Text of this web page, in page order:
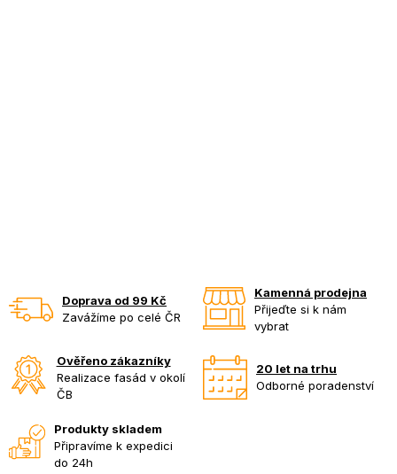
Doprava od 99 Kč
Zavážíme po celé ČR
Kamenná prodejna
Přijeďte si k nám
vybrat
Ověřeno zákazníky
Realizace fasád v okolí
ČB
20 let na trhu
Odborné poradenství
Produkty skladem
Připravíme k expedici
do 24h